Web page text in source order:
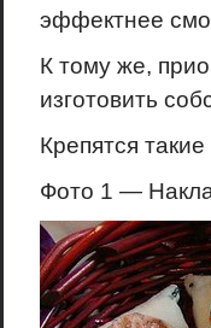
эффектнее
К тому же,
изготовить
Крепятся
Фото 1 —